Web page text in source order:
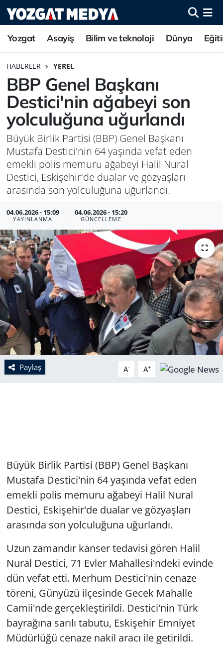
Yozgat Asayiş Bilim ve teknoloji Dünya
HABERLER YEREL
BBP Genel Başkanı
Destici'nin ağabeyi son
yolculuğuna uğurlandı
Büyük Birlik Partisi (BBP) Genel Başkanı
Mustafa Destici'nin 64 yaşında vefat eden
emekli polis memuru ağabeyi Halil Nural
Destici, Eskişehir'de dualar ve gözyaşları
arasında son yolculuğuna uğurlandı.
04.06.2026 - 15:09
YAYINLANMA
04.06.2026 - 15:20
GÜNCELLEME
Paylaş A- A+
Büyük Birlik Partisi (BBP) Genel Başkanı
Mustafa Destici'nin 64 yaşında vefat eden
emekli polis memuru ağabeyi Halil Nural
Destici, Eskişehir'de dualar ve gözyaşları
arasında son yolculuğuna uğurlandı.
Uzun zamandır kanser tedavisi gören Halil
Nural Destici, 71 Evler Mahallesi'ndeki evinde
dün vefat etti. Merhum Destici'nin cenaze
töreni, Günyüzü ilçesinde Gecek Mahalle
Camii'nde gerçekleştirildi. Destici'nin Türk
bayrağına sarılı tabutu, Eskişehir Emniyet
Müdürlüğü cenaze nakil aracı ile getirildi.